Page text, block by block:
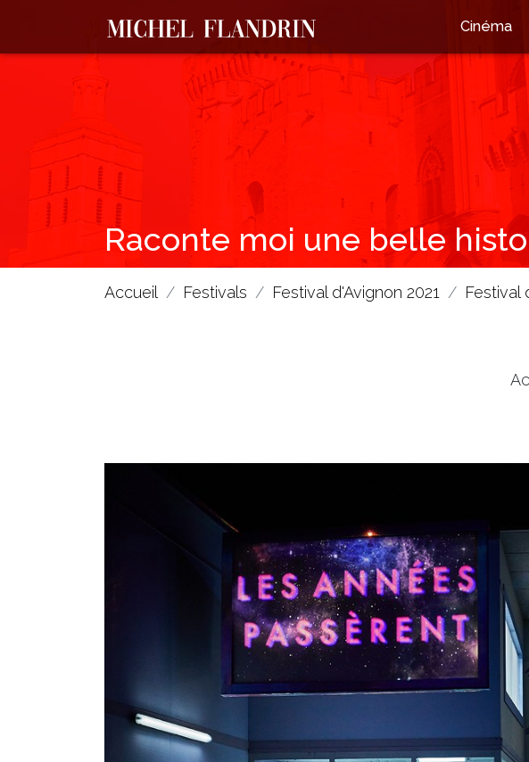
Cinéma
Raconte moi une belle
Accueil Festivals Festival d'Avignon 2021 Festival